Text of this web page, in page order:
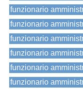
funzionario
funzionario
funzionario
funzionario
funzionario
funzionario